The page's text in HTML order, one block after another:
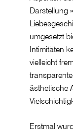
Darstellung
umgesetzt
Intimitäten
vielleicht
ästhetische
Erstmal